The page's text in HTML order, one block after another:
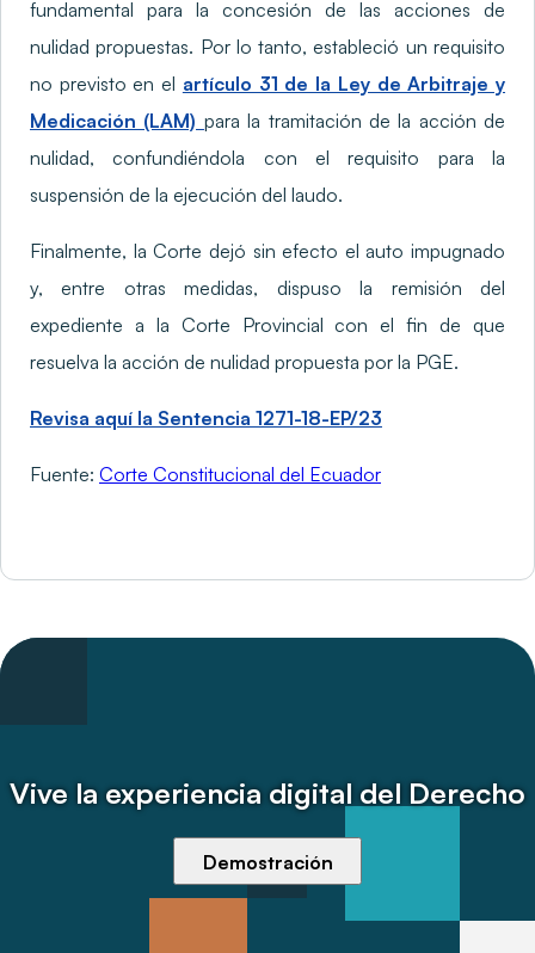
fundamental para la concesión de las acciones de
nulidad propuestas. Por lo tanto, estableció un requisito
no previsto en el artículo 31 de la Ley de Arbitraje y
Medicación (LAM) para la tramitación de la acción de
nulidad, confundiéndola con el requisito para la
suspensión de la ejecución del laudo.
Finalmente, la Corte dejó sin efecto el auto impugnado
y, entre otras medidas, dispuso la remisión del
expediente a la Corte Provincial con el fin de que
resuelva la acción de nulidad propuesta por la PGE.
Revisa aquí la Sentencia 1271-18-EP/23
Fuente: Corte Constitucional del Ecuador
Vive la experiencia digital del Derecho
Demostración